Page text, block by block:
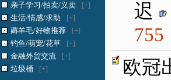
亲子学习/拍卖/义卖
[+]
生活/情感/求助 [+]
薅羊毛/好物推荐 [+]
钓鱼/萌宠/花草 [+]
金融外贸交流 [+]
垃圾桶 [+]
迟
755
欧冠